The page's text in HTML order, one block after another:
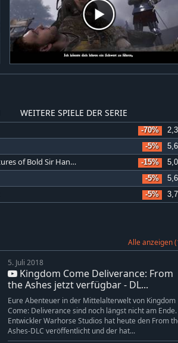
WEITERE SPIELE DER SERIE
-70%
-5%
Kingdom Come: Deliverance - The Amorous Adventures of Bold Sir Hans Capon -15%
-5%
-5%
Alle anzeigen
5. Juli 2018
Kingdom Come Deliverance: From
the Ashes jetzt verfügbar - DL...
Eure Abenteuer in der Mittelalterwelt von Kingdom
Come: Deliverance sind noch längst nicht am Ende.
Entwickler Warhorse Studios hat heute den From
Ashes-DLC veröffentlicht und der hat...